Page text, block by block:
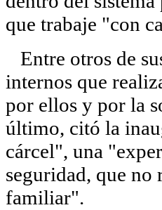
que trabaje "con
Entre otros de
internos que
por ellos y por la
último, citó la
cárcel", una
seguridad, que no
familiar".